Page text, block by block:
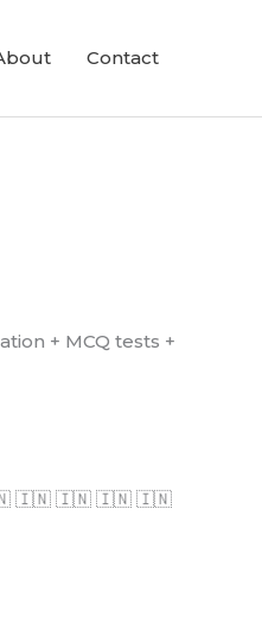
Contact
+ MCQ tests +
🇮🇳 🇮🇳 🇮🇳 🇮🇳 🇮🇳